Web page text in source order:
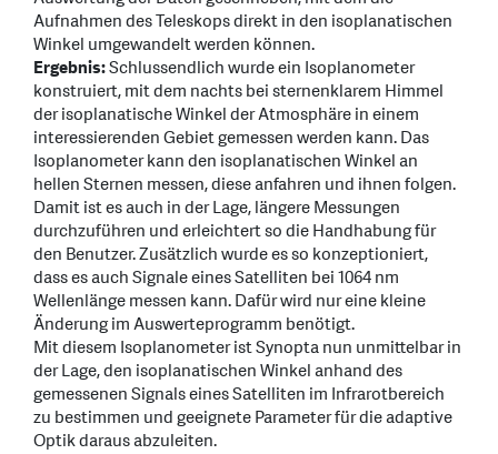
Aufnahmen des Teleskops direkt in den isoplanatischen
Winkel umgewandelt werden können.
Ergebnis:Schlussendlich wurde ein Isoplanometer
konstruiert, mit dem nachts bei sternenklarem Himmel
der isoplanatische Winkel der Atmosphäre in einem
interessierenden Gebiet gemessen werden kann. Das
Isoplanometer kann den isoplanatischen Winkel an
hellen Sternen messen, diese anfahren und ihnen folgen.
Damit ist es auch in der Lage, längere Messungen
durchzuführen und erleichtert so die Handhabung für
den Benutzer. Zusätzlich wurde es so konzeptioniert,
dass es auch Signale eines Satelliten bei 1064 nm
Wellenlänge messen kann. Dafür wird nur eine kleine
Änderung im Auswerteprogramm benötigt.
Mit diesem Isoplanometer ist Synopta nun unmittelbar in
der Lage, den isoplanatischen Winkel anhand des
gemessenen Signals eines Satelliten im Infrarotbereich
zu bestimmen und geeignete Parameter für die adaptive
Optik daraus abzuleiten.